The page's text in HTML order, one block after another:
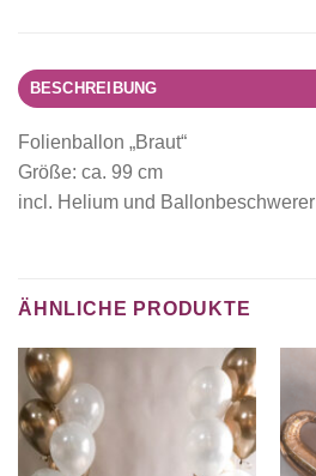
BESCHREIBUNG
Folienballon „Braut“
Größe: ca. 99 cm
incl. Helium und Ballonbeschwerer
ÄHNLICHE PRODUKTE